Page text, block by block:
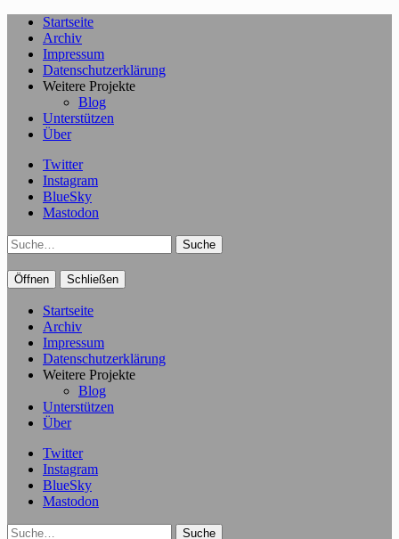
Startseite
Archiv
Impressum
Datenschutzerklärung
Weitere Projekte
Blog
Unterstützen
Über
Twitter
Instagram
BlueSky
Mastodon
Suche
Öffnen Schließen
Startseite
Archiv
Impressum
Datenschutzerklärung
Weitere Projekte
Blog
Unterstützen
Über
Twitter
Instagram
BlueSky
Mastodon
Suche